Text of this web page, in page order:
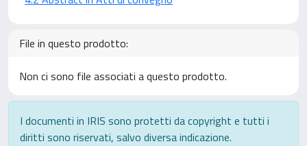
File in questo prodotto:
Non ci sono file associati a questo prodotto.
I documenti in IRIS sono protetti da copyright e tutti i
diritti sono riservati, salvo diversa indicazione.